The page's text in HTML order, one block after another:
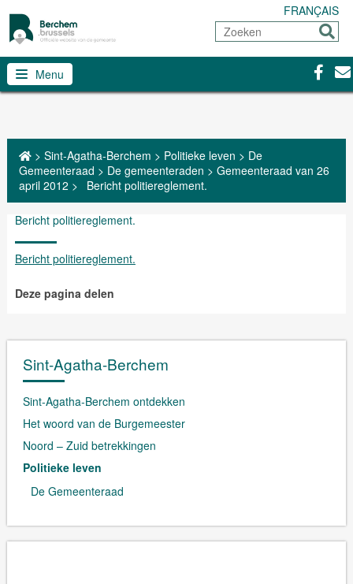
FRANÇAIS
Zoeken
Sturen
Menu
> Sint-Agatha-Berchem > Politieke leven > De
Gemeenteraad > De gemeenteraden > Gemeenteraad van 26
april 2012 > Bericht politiereglement.
Bericht politiereglement.
Bericht politiereglement.
Deze pagina delen
Sint-Agatha-Berchem
Sint-Agatha-Berchem ontdekken
Het woord van de Burgemeester
Noord – Zuid betrekkingen
Politieke leven
De Gemeenteraad